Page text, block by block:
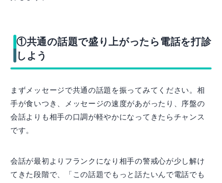
①共通の話題で盛り上がったら電話を打診
しよう
まずメッセージで共通の話題を振ってみてください。相
手が食いつき、メッセージの速度があがったり、序盤の
会話よりも相手の口調が軽やかになってきたらチャンス
です。
会話が最初よりフランクになり相手の警戒心が少し解け
てきた段階で、「この話題でもっと話たいんで電話でも